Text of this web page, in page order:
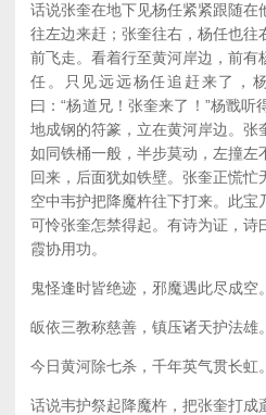
话说张奎在地下见杨任紧紧跟随在
往左边来赶；张奎往右，杨任也往
前飞走。看着行至黄河岸边，前有
任。只见远远杨任追赶来了，
曰：“杨道兄！张奎来了！”杨戬
地成钢的符篆，立在黄河岸边。张
如同铁桶一般，半步莫动，左撞左
回来，后面犹如铁壁。张奎正慌
空中韦护把降魔杵往下打来。此宝
可怜张奎怎禁得起。有诗为证，诗
霞协用功。
鬼怪逢时皆绝迹，邪魔遇此尽成空。
皈依三教称慈善，镇压诸天护法雄。
今日黄河除七杀，千年英气贯长虹。
话说韦护祭起降魔杵，把张奎打成